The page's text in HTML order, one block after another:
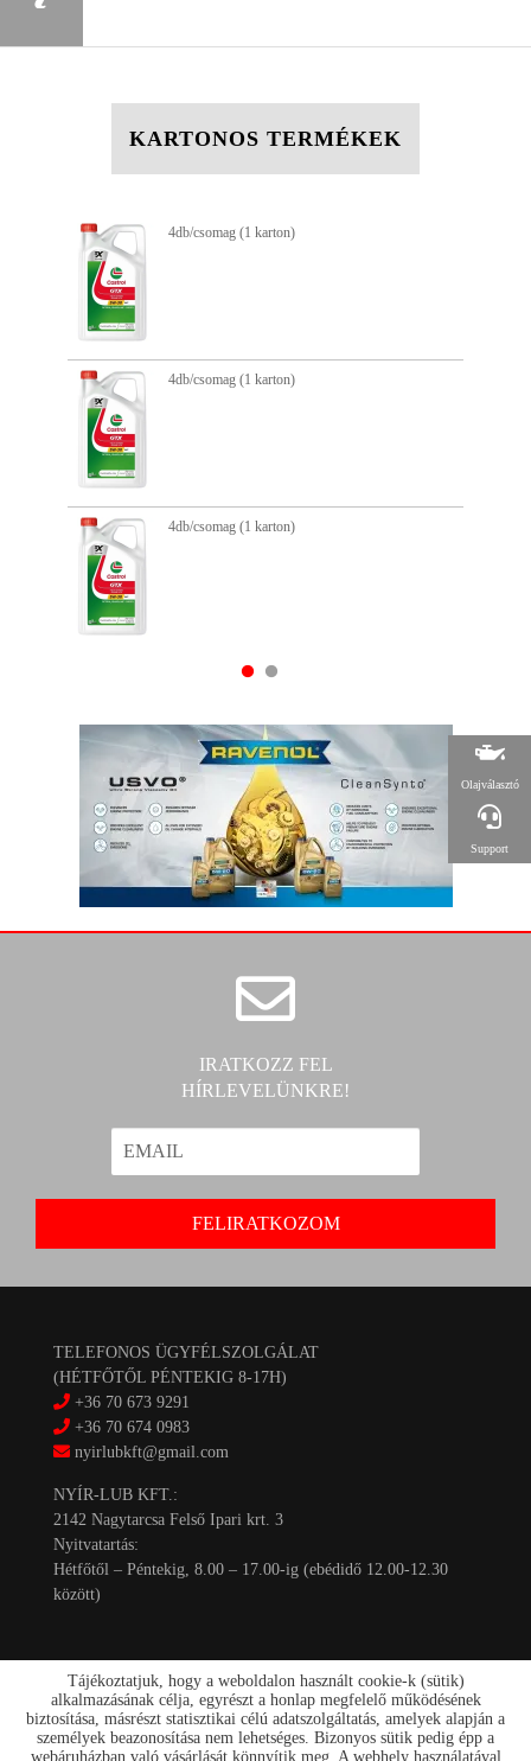
KARTONOS TERMÉKEK
csomag (1 karton)
csomag (1 karton)
csomag (1 karton)
IRATKOZZ FEL
HÍRLEVELÜNKRE!
TELEFONOS ÜGYFÉLSZOLGÁLAT
(HÉTFŐTŐL PÉNTEKIG 8-17H)
+36 70 673 9291
+36 70 674 0983
nyirlubkft@gmail.com
NYÍR-LUB KFT.:
2142 Nagytarcsa Felső Ipari krt. 3
Nyitvatartás:
Hétfőtől – Péntekig, 8.00 – 17.00-ig (ebédidő 12.00-12.30
között)
Kapcsolat
Olajválasztó
Support
Tájékoztatjuk, hogy a weboldalon használt cookie-k (sütik)
alkalmazásának célja, egyrészt a honlap megfelelő működésének
biztosítása, másrészt statisztikai célú adatszolgáltatás, amelyek alapján a
személyek beazonosítása nem lehetséges. Bizonyos sütik pedig épp a
webáruházban való vásárlását könnyítik meg. A webhely használatával